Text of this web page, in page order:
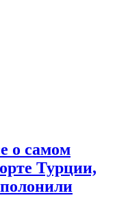
о самом
Турции,